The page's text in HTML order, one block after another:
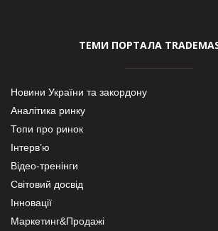
ТЕМИ ПОРТАЛА
Новини України та закордону
Аналітика ринку
Топи про ринок
Інтерв’ю
Відео-тренінги
Світовий досвід
Інновації
Маркетинг&Продажі